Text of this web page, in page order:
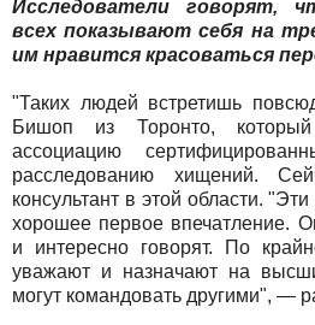
Исследователи говорят,
всех показывают себя на
им нравится красоваться
"Таких людей встретишь
Бишоп из Торонто, который
ассоциацию
расследованию хищений.
консультант в этой области.
хорошее первое впечатление.
и интересно говорят. По
уважают и назначают на
могут командовать другими", —